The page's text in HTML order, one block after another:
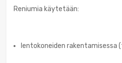
Reniumia käytetään:
lentokoneiden rakentamisessa